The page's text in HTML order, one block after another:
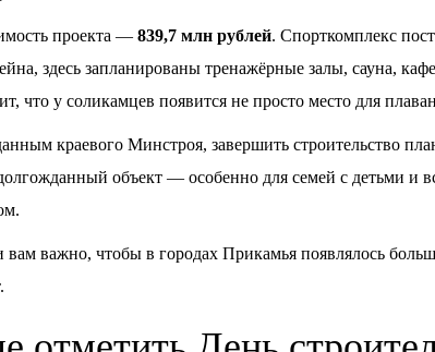
проекта — 839,7 млн рублей. Спорткомплекс
здесь запланированы тренажёрные залы, сауна,
что у соликамцев появится не просто место для
краевого Минстроя, завершить строительство
объект — особенно для семей с детьми и
вам важно, чтобы в городах Прикамья появлялось